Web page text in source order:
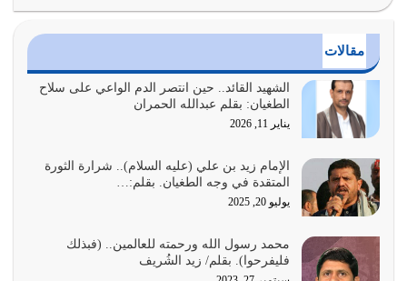
أي أمة تتفرق في الدين وتتفرق في كيانها معناه أنها أصبحت
أمة عاجزة عن النهوض…
يوليو 23, 2026
بحبل الله جميعاً وليس كل…
يوليو 22, 2026
يشاء ويذل من يشاء
يوليو 21, 2026
مقالات
الشهيد القائد.. حين انتصر الدم الواعي على سلاح
الطغيان: بقلم عبدالله الحمران
يناير 11, 2026
الإمام زيد بن علي (عليه السلام).. شرارة الثورة
المتقدة في وجه الطغيان. بقلم:…
يوليو 20, 2025
محمد رسول الله ورحمته للعالمين.. (فبذلك
فليفرحوا). بقلم/ زيد الشُريف